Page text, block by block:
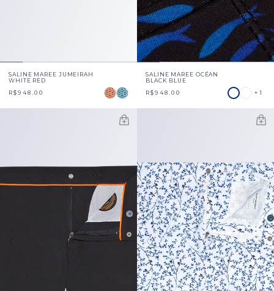
SALINE MAREE JUMEIRAH
WHITE RED
R$948.00
SALINE MAREE OCÉAN
BLACK BLUE
R$948.00
+1